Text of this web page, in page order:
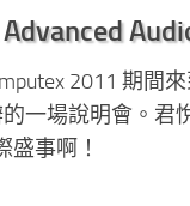
2011 期間
的一場說明會。
事啊！